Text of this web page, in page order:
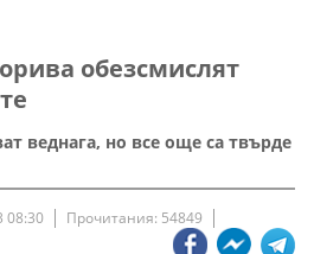
обезсмислят
веднага, но все още са твърде
08:30 Прочитания: 54849